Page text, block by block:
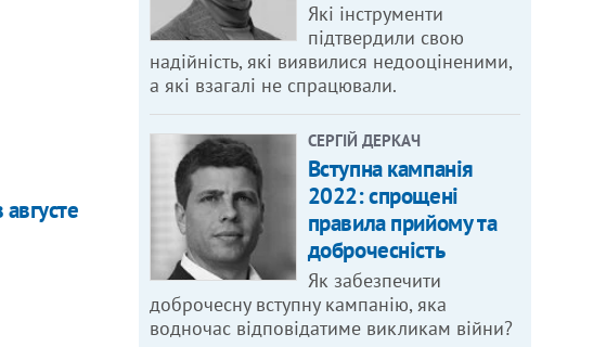
Які інструменти
підтвердили свою
надійність, які виявилися недооціненими,
а які взагалі не спрацювали.
СЕРГІЙ ДЕРКАЧ
Вступна кампанія
2022: спрощені
правила прийому та
доброчесність
Як забезпечити
доброчесну вступну кампанію, яка
водночас відповідатиме викликам війни?